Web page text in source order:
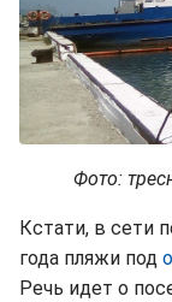
Фото:
Кстати, в сети
года пляжи под
Речь идет о